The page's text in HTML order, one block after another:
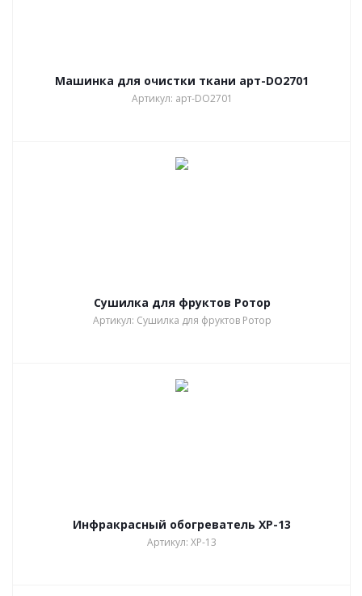
Машинка для очистки ткани арт-DO2701
Артикул: арт-DO2701
Сушилка для фруктов Ротор
Артикул: Сушилка для фруктов Ротор
Инфракрасный обогреватель ХР-13
Артикул: ХР-13